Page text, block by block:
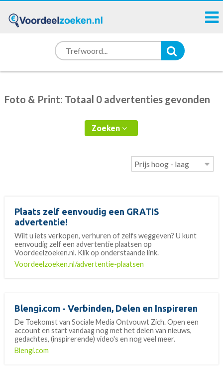
Foto & Print: Totaal 0 advertenties gevonden
Zoeken
Plaats zelf eenvoudig een GRATIS
advertentie!
Wilt u iets verkopen, verhuren of zelfs weggeven? U kunt
eenvoudig zelf een advertentie plaatsen op
Voordeelzoeken.nl. Klik op onderstaande link.
Voordeelzoeken.nl/advertentie-plaatsen
Blengi.com - Verbinden, Delen en Inspireren
De Toekomst van Sociale Media Ontvouwt Zich. Open een
account en start vandaag nog met het delen van nieuws,
gedachtes, (inspirerende) video's en nog veel meer.
Blengi.com